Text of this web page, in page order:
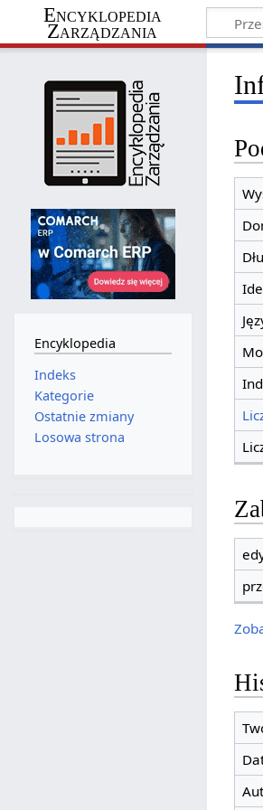
Encyklopedia
Zarządzania
Encyklopedia
Indeks
Kategorie
Ostatnie zmiany
Losowa strona